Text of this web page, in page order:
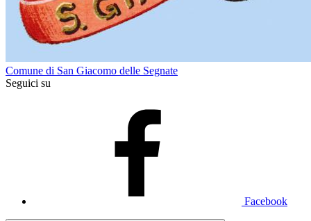
Comune di San Giacomo delle Segnate
Seguici su
Facebook